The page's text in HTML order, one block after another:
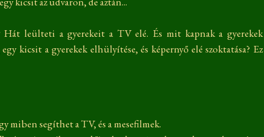
Hát leülteti a gyerekeit a TV elé. És mit kapnak a gyerekek
kicsit a gyerekek elhülyítése, és képernyő elé szoktatása? Ez
miben segíthet a TV, és a mesefilmek.